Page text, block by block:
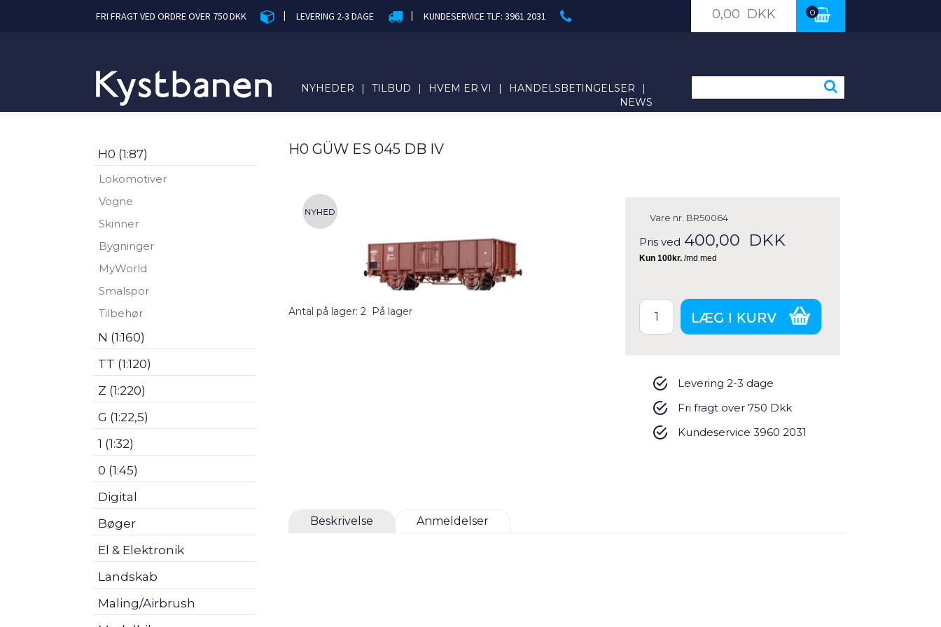
FRI FRAGT VED ORDRE OVER 750 DKK | LEVERING 2-3 DAGE | KUNDESERVICE TLF: 3961 2031 0,00 DKK 0
NYHEDER | TILBUD | HVEM ER VI | HANDELSBETINGELSER
|
NEWS
H0 (1:87)
Lokomotiver
Vogne
Skinner
Bygninger
MyWorld
Smalspor
Tilbehør
N (1:160)
TT (1:120)
Z (1:220)
G (1:22,5)
1 (1:32)
0 (1:45)
Digital
Bøger
El & Elektronik
Landskab
Maling/Airbrush
H0 GÜW ES 045 DB IV
Antal på lager: 2 På lager
Vare nr. BR50064
Pris ved 400,00 DKK
Levering 2-3 dage
Fri fragt over 750 Dkk
Kundeservice 3960 2031
Beskrivelse Anmeldelser